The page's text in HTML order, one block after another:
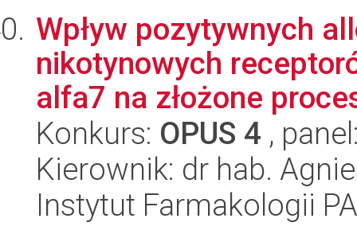
Wpływ pozytywnych
nikotynowych
alfa7 na złożone
Konkurs: OPUS 4 ,
Kierownik: dr hab.
Instytut Farmakologii